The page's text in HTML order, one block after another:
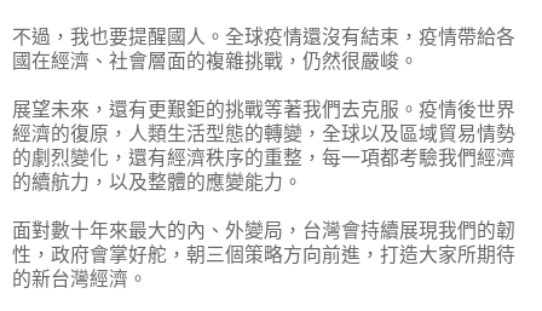
不過，我也要提醒國人。全球疫情還沒有結束，疫情帶給各
國在經濟、社會層面的複雜挑戰，仍然很嚴峻。
展望未來，還有更艱鉅的挑戰等著我們去克服。疫情後世界
經濟的復原，人類生活型態的轉變，全球以及區域貿易情勢
的劇烈變化，還有經濟秩序的重整，每一項都考驗我們經濟
的續航力，以及整體的應變能力。
面對數十年來最大的內、外變局，台灣會持續展現我們的韌
性，政府會掌好舵，朝三個策略方向前進，打造大家所期待
的新台灣經濟。